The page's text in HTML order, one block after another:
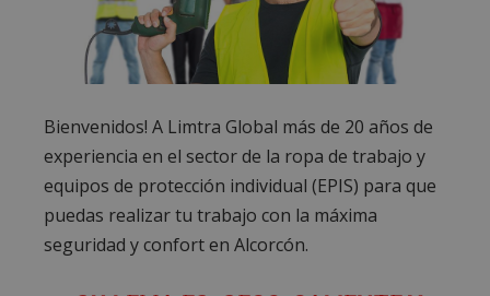
Bienvenidos! A Limtra Global más de 20 años de
experiencia en el sector de la ropa de trabajo y
equipos de protección individual (EPIS) para que
puedas realizar tu trabajo con la máxima
seguridad y confort en Alcorcón.